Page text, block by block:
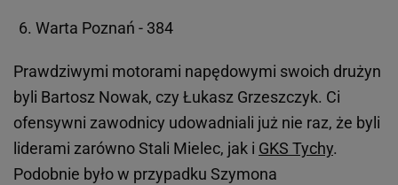
Warta Poznań - 384
Prawdziwymi motorami napędowymi swoich drużyn
byli Bartosz Nowak, czy Łukasz Grzeszczyk. Ci
ofensywni zawodnicy udowadniali już nie raz, że byli
liderami zarówno Stali Mielec, jak i GKS Tychy.
Podobnie było w przypadku Szymona